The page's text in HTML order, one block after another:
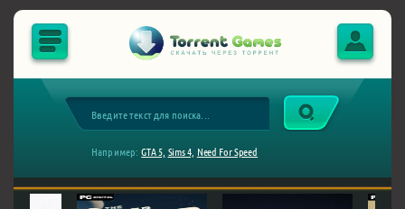
Например: GTA 5, Sims 4, Need For Speed